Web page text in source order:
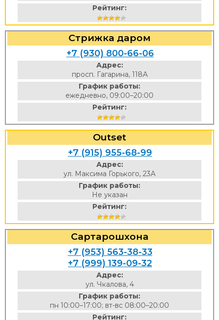
Рейтинг:
Стрижка даром
+7 (930) 800-66-06
Адрес:
просп. Гагарина, 118А
График работы:
ежедневно, 09:00–20:00
Рейтинг:
Outset
+7 (915) 955-68-99
Адрес:
ул. Максима Горького, 23А
График работы:
Не указан
Рейтинг:
Сартарошхона
+7 (953) 563-38-33
+7 (999) 139-09-32
Адрес:
ул. Чкалова, 4
График работы:
пн 10:00–17:00; вт-вс 08:00–20:00
Рейтинг: